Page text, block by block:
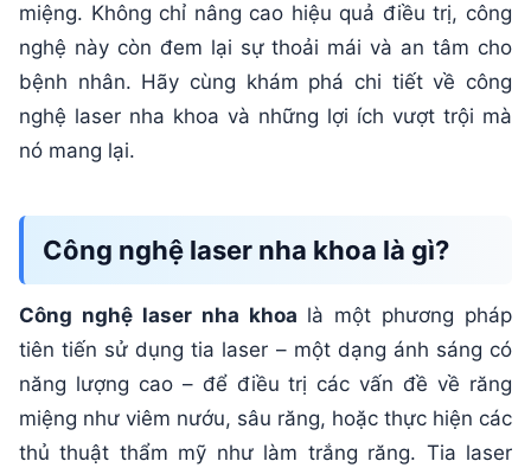
miệng. Không chỉ nâng cao hiệu quả điều trị, công
nghệ này còn đem lại sự thoải mái và an tâm cho
bệnh nhân. Hãy cùng khám phá chi tiết về công
nghệ laser nha khoa và những lợi ích vượt trội mà
nó mang lại.
Công nghệ laser nha khoa là gì?
Công nghệ laser nha khoa là một phương pháp
tiên tiến sử dụng tia laser – một dạng ánh sáng có
năng lượng cao – để điều trị các vấn đề về răng
miệng như viêm nướu, sâu răng, hoặc thực hiện các
thủ thuật thẩm mỹ như làm trắng răng. Tia laser